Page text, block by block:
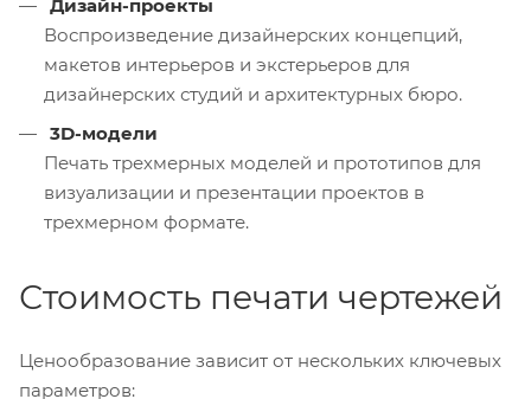
Дизайн-проекты
Воспроизведение дизайнерских концепций,
макетов интерьеров и экстерьеров для
дизайнерских студий и архитектурных бюро.
3D-модели
Печать трехмерных моделей и прототипов для
визуализации и презентации проектов в
трехмерном формате.
Стоимость печати чертежей
Ценообразование зависит от нескольких ключевых
параметров: